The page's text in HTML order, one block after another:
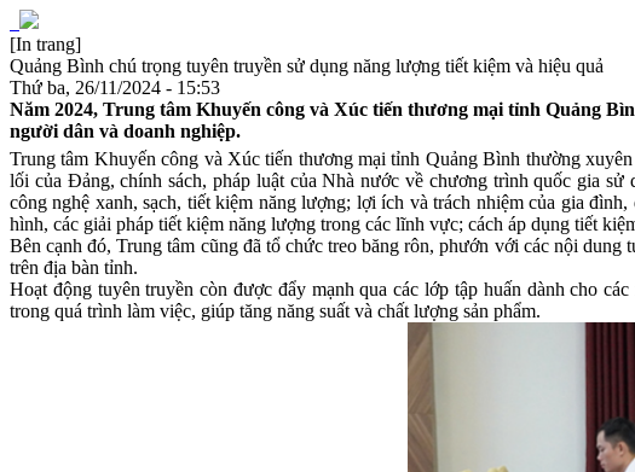
[In trang]
Quảng Bình chú trọng tuyên truyền sử dụng năng lượng tiết kiệm và hiệu quả
Thứ ba, 26/11/2024 - 15:53
Năm 2024, Trung tâm Khuyến công và Xúc tiến thương mại tỉnh Quảng
người dân và doanh nghiệp.
Trung tâm Khuyến công và Xúc tiến thương mại tỉnh Quảng Bình thường
lối của Đảng, chính sách, pháp luật của Nhà nước về chương trình quốc gia
công nghệ xanh, sạch, tiết kiệm năng lượng; lợi ích và trách nhiệm của gia
hình, các giải pháp tiết kiệm năng lượng trong các lĩnh vực; cách áp dụng tiết
Bên cạnh đó, Trung tâm cũng đã tổ chức treo băng rôn, phướn với các nội
trên địa bàn tỉnh.
Hoạt động tuyên truyền còn được đẩy mạnh qua các lớp tập huấn dành cho
trong quá trình làm việc, giúp tăng năng suất và chất lượng sản phẩm.